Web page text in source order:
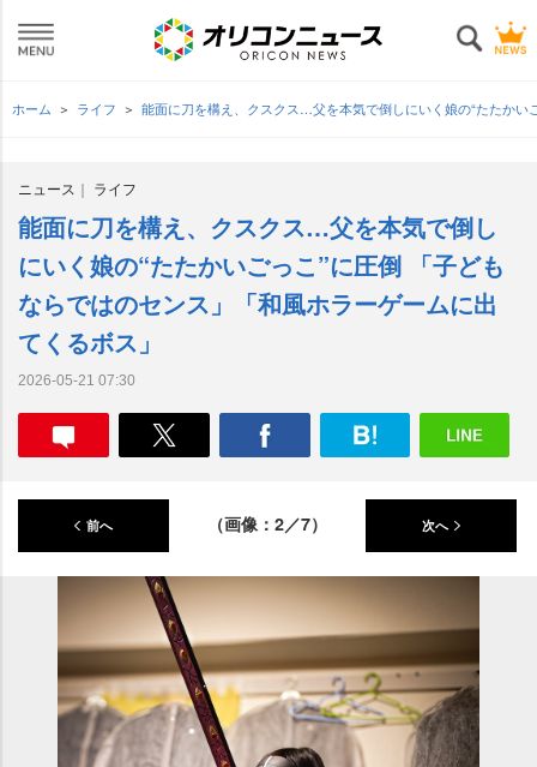
ホーム ライフ 能面に刀を構え、クスクス…父を本気で倒しにいく娘の“たたか
ニュース ライフ
能面に刀を構え、クスクス…父を本気で倒し
にいく娘の“たたかいごっこ”に圧倒 「子ども
ならではのセンス」「和風ホラーゲームに出
てくるボス」
2026-05-21 07:30
前へ （画像：2／7） 次へ